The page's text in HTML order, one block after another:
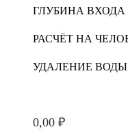
ГЛУБИНА ВХОДА
РАСЧЁТ НА
УДАЛЕНИЕ
0,00₽